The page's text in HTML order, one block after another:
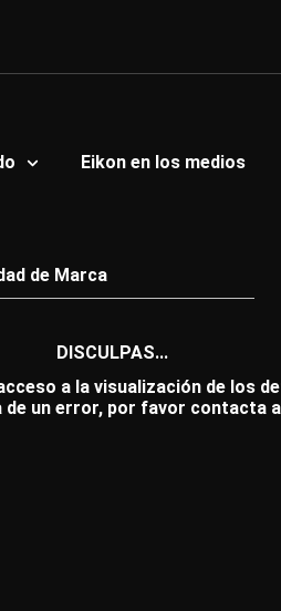
Eikon en los medios
de Marca
DISCULPAS...
a la visualización de los
de un error, por favor contacta